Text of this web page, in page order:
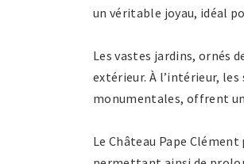
un véritable joyau, idéal
Les vastes jardins, ornés
extérieur. À l’intérieur,
monumentales, offrent
Le Château Pape